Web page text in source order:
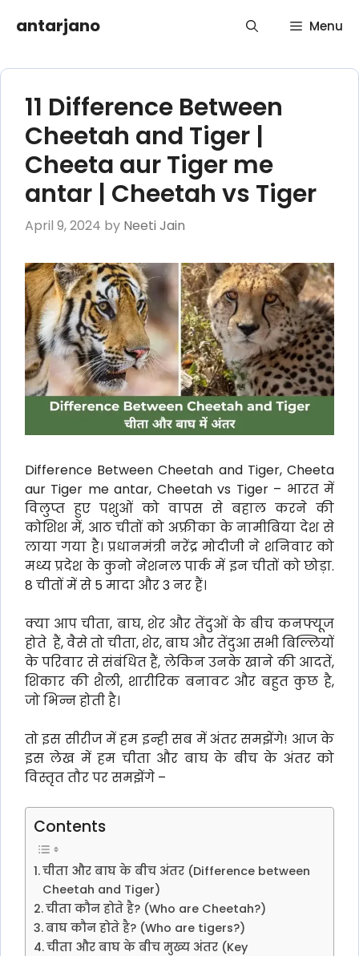
antarjano Menu
11 Difference Between
Cheetah and Tiger |
Cheeta aur Tiger me
antar | Cheetah vs Tiger
April 9, 2024 by Neeti Jain
Difference Between Cheetah and Tiger, Cheeta
aur Tiger me antar, Cheetah vs Tiger – भारत में
विलुप्त हुए पशुओं को वापस से बहाल करने की
कोशिश में, आठ चीतों को अफ्रीका के नामीबिया देश से
लाया गया है। प्रधानमंत्री नरेंद्र मोदीजी ने शनिवार को
मध्य प्रदेश के कुनो नेशनल पार्क में इन चीतों को छोड़ा.
8 चीतों में से 5 मादा और 3 नर हैं।
क्या आप चीता, बाघ, शेर और तेंदुओं के बीच कनफ्यूज
होते हैं, वैसे तो चीता, शेर, बाघ और तेंदुआ सभी बिल्लियों
के परिवार से संबंधित हैं, लेकिन उनके खाने की आदतें,
शिकार की शैली, शारीरिक बनावट और बहुत कुछ है,
जो भिन्न होती है।
तो इस सीरीज में हम इन्ही सब में अंतर समझेंगे! आज के
इस लेख में हम चीता और बाघ के बीच के अंतर को
विस्तृत तौर पर समझेंगे –
Contents
चीता और बाघ के बीच अंतर (Difference between
Cheetah and Tiger)
चीता कौन होते है? (Who are Cheetah?)
बाघ कौन होते है? (Who are tigers?)
चीता और बाघ के बीच मुख्य अंतर (Key